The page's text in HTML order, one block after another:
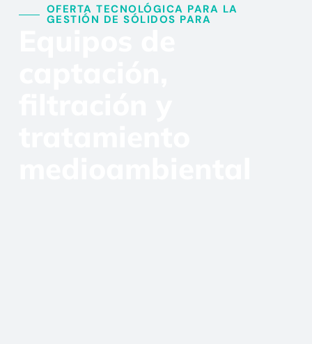
OFERTA TECNOLÓGICA PARA LA
GESTIÓN DE SÓLIDOS PARA​